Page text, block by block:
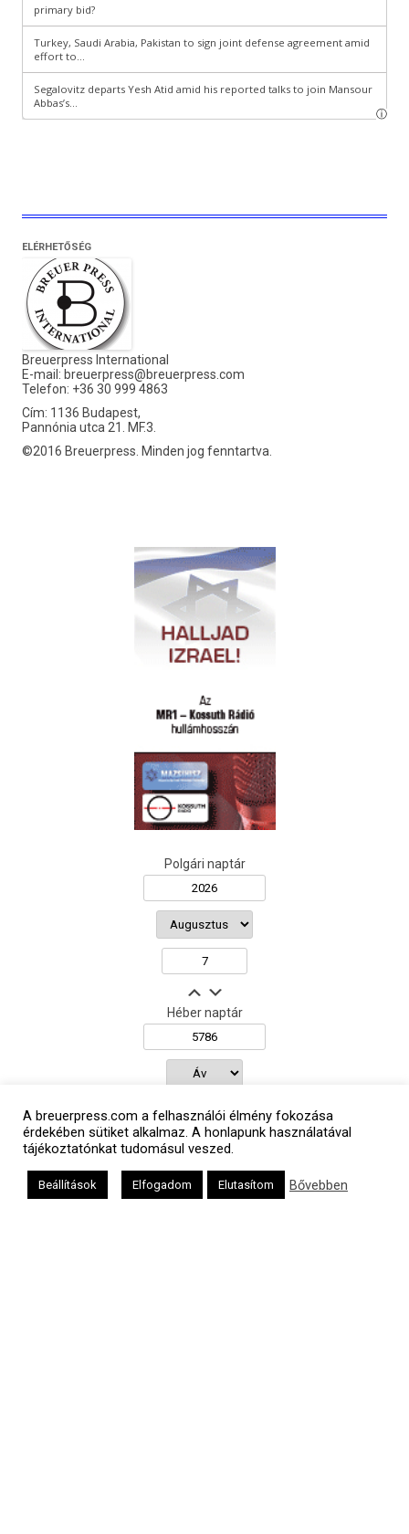
ELÉRHETŐSÉG
Breuerpress International
E-mail: breuerpress@breuerpress.com
Telefon: +36 30 999 4863
Cím: 1136 Budapest,
Pannónia utca 21. MF.3.
©2016 Breuerpress. Minden jog fenntartva.
Polgári naptár
Héber naptár
Oldalunkat a Mazsök támogatja
A breuerpress.com a felhasználói élmény fokozása
érdekében sütiket alkalmaz. A honlapunk használatával
tájékoztatónkat tudomásul veszed.
Beállítások Elfogadom Elutasítom Bővebben